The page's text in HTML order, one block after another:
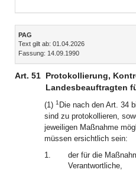
Inhalt
PAG
Text gilt ab: 01.04.2026
Fassung: 14.09.1990
Art. 51 Protokollierung,
Landesbeauftragten
(1) 1 Die nach den Art. 34
sind zu protokollieren,
jeweiligen Maßnahme
müssen ersichtlich sein:
1.
der für die
Verantwortliche,